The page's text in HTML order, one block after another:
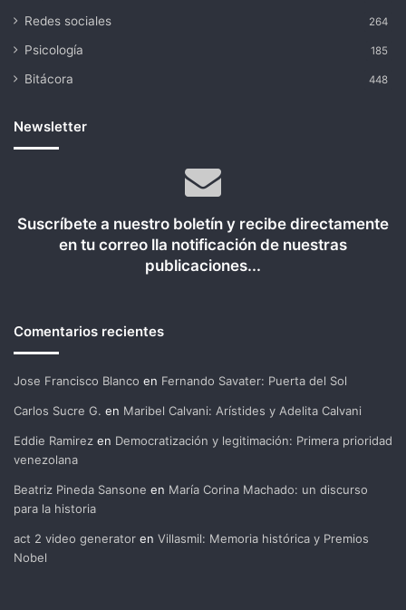
Redes sociales 264
Psicología 185
Bitácora 448
Newsletter
Suscríbete a nuestro boletín y recibe directamente
en tu correo lla notificación de nuestras
publicaciones...
Comentarios recientes
Jose Francisco Blanco en Fernando Savater: Puerta del Sol
Carlos Sucre G. en Maribel Calvani: Arístides y Adelita Calvani
Eddie Ramirez en Democratización y legitimación: Primera prioridad
venezolana
Beatriz Pineda Sansone en María Corina Machado: un discurso
para la historia
act 2 video generator en Villasmil: Memoria histórica y Premios
Nobel